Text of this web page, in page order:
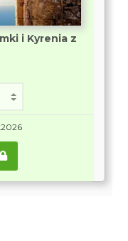
i Kyrenia z